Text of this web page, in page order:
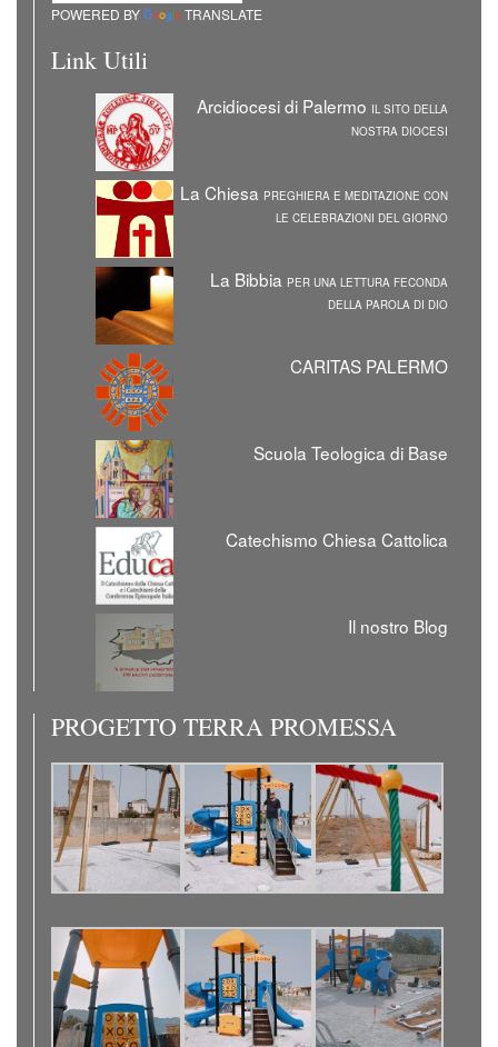
POWERED BY TRANSLATE
Link Utili
Arcidiocesi di Palermo IL SITO DELLA
NOSTRA DIOCESI
La Chiesa PREGHIERA E MEDITAZIONE CON
LE CELEBRAZIONI DEL GIORNO
La Bibbia PER UNA LETTURA FECONDA
DELLA PAROLA DI DIO
CARITAS PALERMO
Scuola Teologica di Base
Catechismo Chiesa Cattolica
Il nostro Blog
PROGETTO TERRA PROMESSA